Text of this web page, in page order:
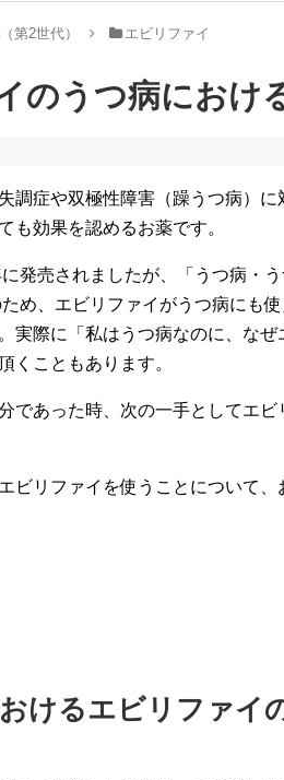
第2世代） エビリファイ
のうつ病におけ
調症や双極性障害（躁うつ病）
も効果を認めるお薬です。
発売されましたが、「うつ病・
め、エビリファイがうつ病にも
実際に「私はうつ病なのに、な
くこともあります。
であった時、次の一手としてエ
ビリファイを使うことについて、
けるエビリファイ